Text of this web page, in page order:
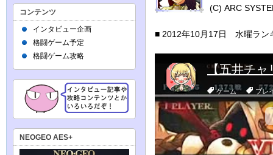
(C) ARC
■ 2012年10月17日 水曜ラン
コンテンツ
インタビュー企画
格闘ゲーム予定
格闘ゲーム攻略
NEOGEO AES+